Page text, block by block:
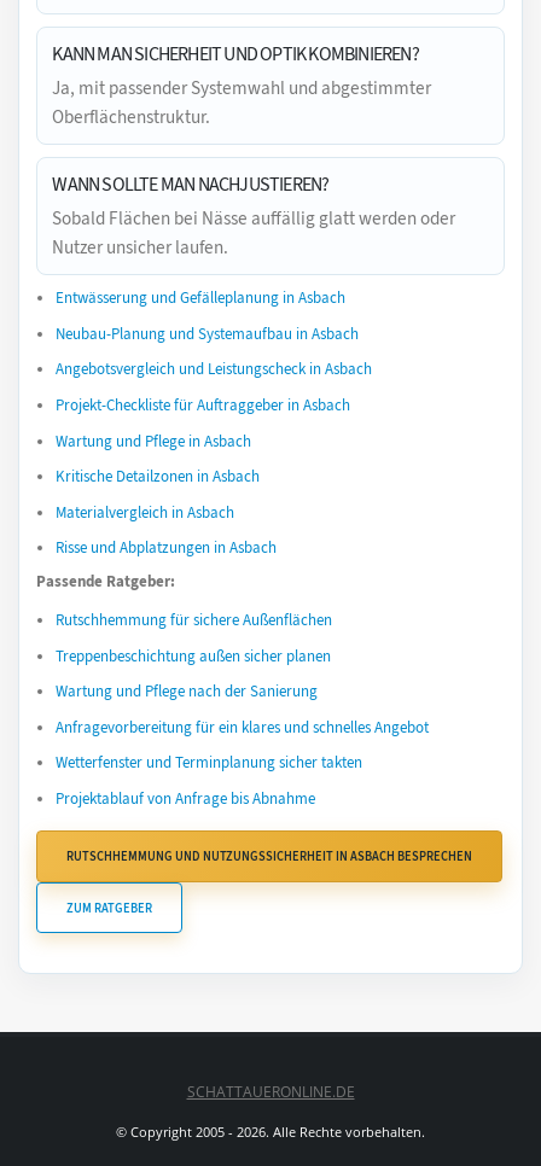
KANN MAN SICHERHEIT UND OPTIK KOMBINIEREN?
Ja, mit passender Systemwahl und abgestimmter
Oberflächenstruktur.
WANN SOLLTE MAN NACHJUSTIEREN?
Sobald Flächen bei Nässe auffällig glatt werden oder
Nutzer unsicher laufen.
Entwässerung und Gefälleplanung in Asbach
Neubau-Planung und Systemaufbau in Asbach
Angebotsvergleich und Leistungscheck in Asbach
Projekt-Checkliste für Auftraggeber in Asbach
Wartung und Pflege in Asbach
Kritische Detailzonen in Asbach
Materialvergleich in Asbach
Risse und Abplatzungen in Asbach
Passende Ratgeber:
Rutschhemmung für sichere Außenflächen
Treppenbeschichtung außen sicher planen
Wartung und Pflege nach der Sanierung
Anfragevorbereitung für ein klares und schnelles Angebot
Wetterfenster und Terminplanung sicher takten
Projektablauf von Anfrage bis Abnahme
RUTSCHHEMMUNG UND NUTZUNGSSICHERHEIT IN ASBACH BESPRECHEN
ZUM RATGEBER
SCHATTAUERONLINE.DE
© Copyright 2005 - 2026. Alle Rechte vorbehalten.